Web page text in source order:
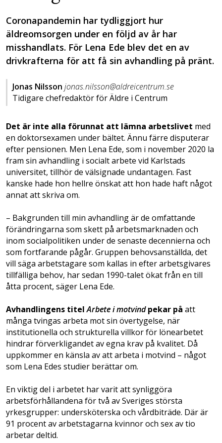
Coronapandemin har tydliggjort hur
äldreomsorgen under en följd av år har
misshandlats. För Lena Ede blev det en av
drivkrafterna för att få sin avhandling på pränt.
Jonas Nilsson jonas.nilsson@aldreicentrum.se
Tidigare chefredaktör för Äldre i Centrum
Det är inte alla förunnat att lämna arbetslivet med
en doktorsexamen under bältet. Ännu färre disputerar
efter pensionen. Men Lena Ede, som i november 2020 la
fram sin avhandling i socialt arbete vid Karlstads
universitet, tillhör de välsignade undantagen. Fast
kanske hade hon hellre önskat att hon hade haft något
annat att skriva om.
– Bakgrunden till min avhandling är de omfattande
förändringarna som skett på arbets­marknaden och
inom socialpolitiken under de senaste decennierna och
som fortfarande pågår. Gruppen behovsanställda, det
vill säga arbetstagare som kallas in efter arbetsgivares
tillfälliga behov, har sedan 1990-talet ökat från en till
åtta procent, säger Lena Ede.
Avhandlingens titelArbete i motvindpekar på att
många tvingas arbeta mot sin övertygelse, när
institutionella och strukturella villkor för lönearbetet
hindrar förverkligandet av egna krav på kvalitet. Då
uppkommer en känsla av att arbeta i motvind – något
som Lena Edes studier berättar om.
En viktig del i arbetet har varit att synliggöra
arbetsförhållandena för två av Sveriges största
yrkesgrupper: undersköterska och vårdbiträde. Där är
91 procent av arbetstagarna kvinnor och sex av tio
arbetar deltid.